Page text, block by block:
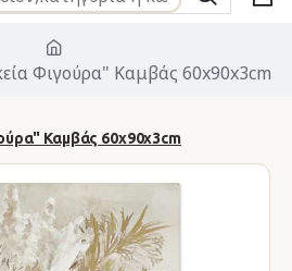
Φιγούρα" Καμβάς 60x90x3cm
Καμβάς 60x90x3cm